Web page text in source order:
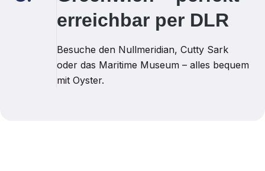
erreichbar per DLR
Besuche den Nullmeridian, Cutty Sark
oder das Maritime Museum – alles bequem
mit Oyster.